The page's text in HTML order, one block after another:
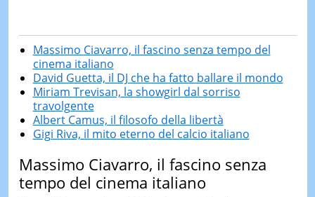
Massimo Ciavarro, il fascino senza tempo del
cinema italiano
David Guetta, il DJ che ha fatto ballare il mondo
Miriam Trevisan, la showgirl dal sorriso
travolgente
Albert Camus, il filosofo della libertà
Gigi Riva, il mito eterno del calcio italiano
Massimo Ciavarro, il fascino senza
tempo del cinema italiano